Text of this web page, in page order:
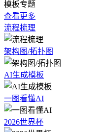
模板专题
查看更多
流程梳理
架构图/拓扑图
AI生成模板
一图看懂AI
2026世界杯